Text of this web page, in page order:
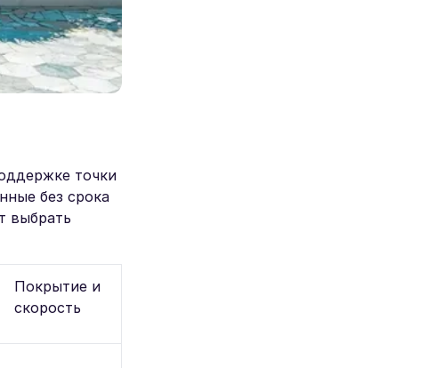
точки
без срока
выбрать
Покрытие и
скорость